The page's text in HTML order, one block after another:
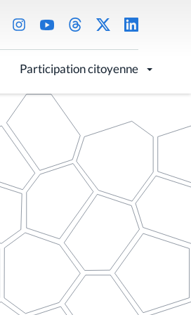
Participation citoyenne